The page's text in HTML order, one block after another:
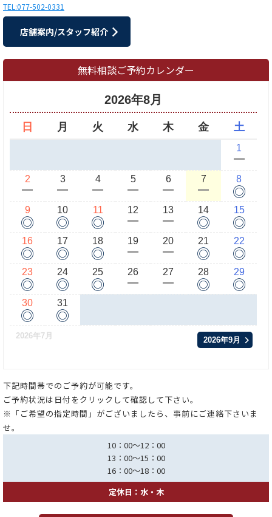
TEL:077-502-0331
店舗案内/スタッフ紹介
無料相談ご予約カレンダー
2026年8月
日 月 火 水 木 金 土
1
ー
2
ー
3
ー
4
ー
5
ー
6
ー
7
ー
8
◎
9
◎
10
◎
11
◎
12
ー
13
ー
14
◎
15
◎
16
◎
17
◎
18
◎
19
ー
20
ー
21
◎
22
◎
23
◎
24
◎
25
◎
26
ー
27
ー
28
◎
29
◎
30
◎
31
◎
2026年7月 2026年9月
下記時間帯でのご予約が可能です。
ご予約状況は日付をクリックして確認して下さい。
※「ご希望の指定時間」がございましたら、事前にご連絡下さいま
せ。
10：00～12：00
13：00～15：00
16：00～18：00
定休日：水・木